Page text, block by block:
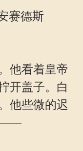
赛德斯
看着皇帝
开盖子。白
他些微的迟
——